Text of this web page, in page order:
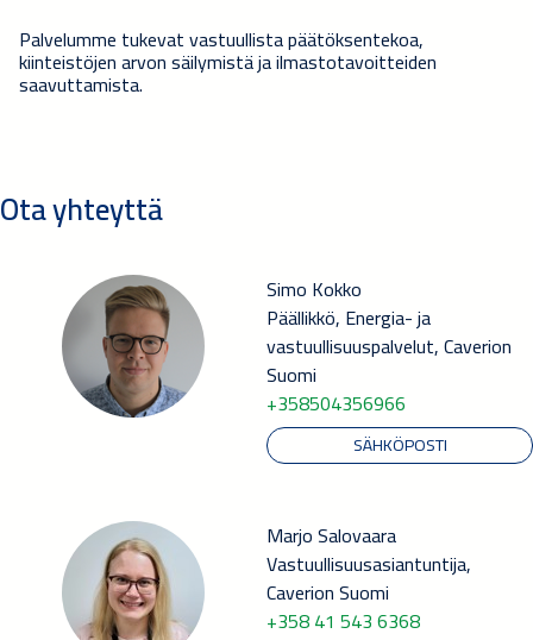
Palvelumme tukevat vastuullista päätöksentekoa,
kiinteistöjen arvon säilymistä ja ilmastotavoitteiden
saavuttamista.
Ota yhteyttä
Simo Kokko
Päällikkö, Energia- ja
vastuullisuuspalvelut, Caverion
Suomi
+358504356966
SÄHKÖPOSTI
Marjo Salovaara
Vastuullisuusasiantuntija,
Caverion Suomi
+358 41 543 6368